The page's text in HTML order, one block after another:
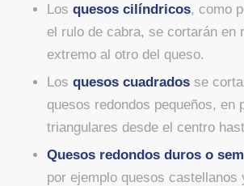
Los quesos cilíndricos, como
el rulo de cabra, se cortarán en
extremo al otro del queso.
Los quesos cuadradosse
quesos redondos pequeños, en
triangulares desde el centro
Quesos redondos duros o
por ejemplo quesos castellanos